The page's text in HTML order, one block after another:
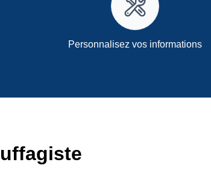
Personnalisez vos informations